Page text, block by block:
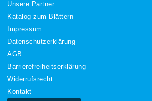
Unsere Partner
Katalog zum Blättern
Impressum
Daten­schutz­erklärung
AGB
Barrierefreiheitserklärung
Widerrufs­recht
Kontakt